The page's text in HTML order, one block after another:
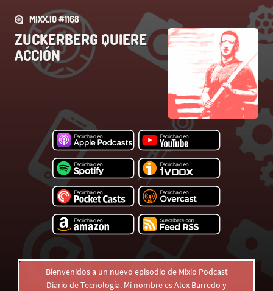
MIXX.IO #1168
ZUCKERBERG QUIERE
ACCIÓN
Bienvenidos a un nuevo episodio de Mixio Podcast
Diario de Tecnología. Mi nombre es Alex Barredo y